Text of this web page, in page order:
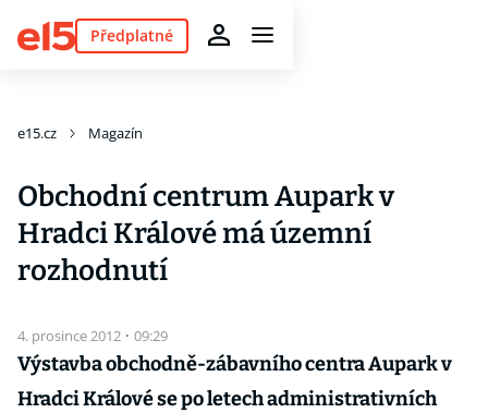
Předplatné
e15.cz Magazín
Obchodní centrum Aupark v
Hradci Králové má územní
rozhodnutí
4. prosince 2012 · 09:29
Výstavba obchodně-zábavního centra Aupark v
Hradci Králové se po letech administrativních